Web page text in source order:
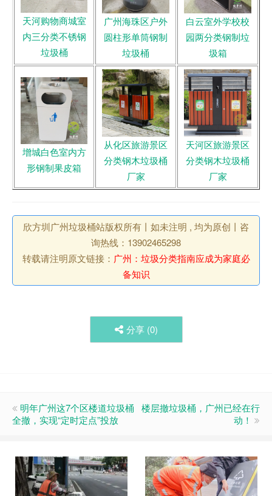
天河购物商城室
内三分类不锈钢
垃圾桶
广州海珠区户外
圆柱形单筒钢制
垃圾桶
白云室外学校校
园两分类钢制垃
圾箱
增城白色室内方
形钢制果皮箱
从化区旅游景区
分类钢木垃圾桶
厂家
天河区旅游景区
分类钢木垃圾桶
厂家
欣方圳广州垃圾桶站版权所有丨如未注明 , 均为原创丨咨
询热线：13902465298
转载请注明原文链接： 广州：垃圾分类指南应成为家庭必
备知识
分享 (0)
明年广州这7个区楼道垃圾桶
全撤，实现“定时定点”投放
楼层撤垃圾桶，广州已经在行
动！